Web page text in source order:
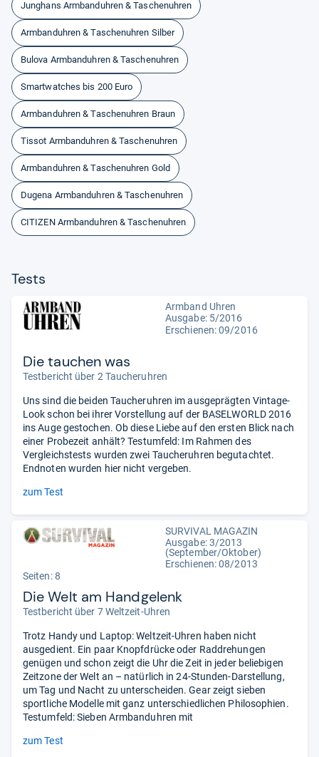
Junghans Armbanduhren & Taschenuhren
Armbanduhren & Taschenuhren Silber
Bulova Armbanduhren & Taschenuhren
Smartwatches bis 200 Euro
Armbanduhren & Taschenuhren Braun
Tissot Armbanduhren & Taschenuhren
Armbanduhren & Taschenuhren Gold
Dugena Armbanduhren & Taschenuhren
CITIZEN Armbanduhren & Taschenuhren
Tests
Armband Uhren
Ausgabe: 5/2016
Erschienen: 09/2016
Die tauchen was
Testbericht über 2 Taucheruhren
Uns sind die beiden Taucheruhren im ausgeprägten Vintage-
Look schon bei ihrer Vorstellung auf der BASELWORLD 2016
ins Auge gestochen. Ob diese Liebe auf den ersten Blick nach
einer Probezeit anhält? Testumfeld: Im Rahmen des
Vergleichstests wurden zwei Taucheruhren begutachtet.
Endnoten wurden hier nicht vergeben.
zum Test
SURVIVAL MAGAZIN
Ausgabe: 3/2013
(September/Oktober)
Erschienen: 08/2013
Seiten: 8
Die Welt am Handgelenk
Testbericht über 7 Weltzeit-Uhren
Trotz Handy und Laptop: Weltzeit-Uhren haben nicht
ausgedient. Ein paar Knopfdrücke oder Raddrehungen
genügen und schon zeigt die Uhr die Zeit in jeder beliebigen
Zeitzone der Welt an – natürlich in 24-Stunden-Darstellung,
um Tag und Nacht zu unterscheiden. Gear zeigt sieben
sportliche Modelle mit ganz unterschiedlichen Philosophien.
Testumfeld: Sieben Armbanduhren mit
zum Test